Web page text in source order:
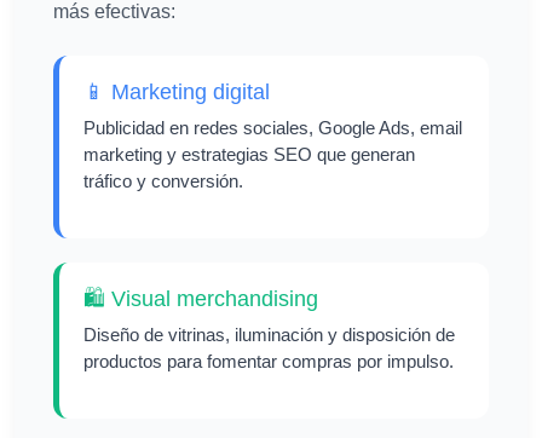
más efectivas:
📱 Marketing digital
Publicidad en redes sociales, Google Ads, email
marketing y estrategias SEO que generan
tráfico y conversión.
🛍️ Visual merchandising
Diseño de vitrinas, iluminación y disposición de
productos para fomentar compras por impulso.